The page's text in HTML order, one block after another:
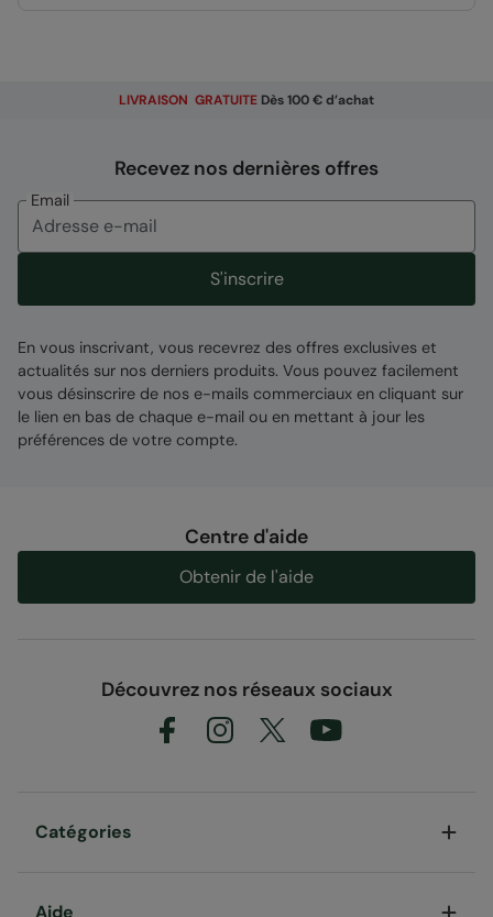
liberté de mouvement
Error loading composition data
Mountain Warehouse Polska Spółka z Ograniczoną
Odpowiedzialnością, ul. Grzybowska 87, 00-844
Warszawa, Poland
CODE: 030357
LIVRAISON GRATUITE Dès 100 € d’achat
Recevez nos dernières offres
Email
S'inscrire
En vous inscrivant, vous recevrez des offres exclusives et
actualités sur nos derniers produits. Vous pouvez facilement
vous désinscrire de nos e-mails commerciaux en cliquant sur
le lien en bas de chaque e-mail ou en mettant à jour les
préférences de votre compte.
Centre d'aide
Obtenir de l'aide
Découvrez nos réseaux sociaux
Catégories
Aide